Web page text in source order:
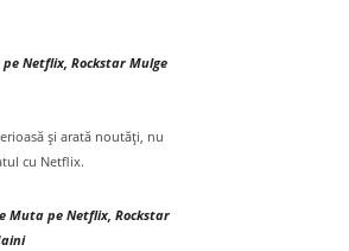
pe Netflix, Rockstar Mulge
și arată noutăți, nu
cu Netflix.
Muta pe Netflix, Rockstar